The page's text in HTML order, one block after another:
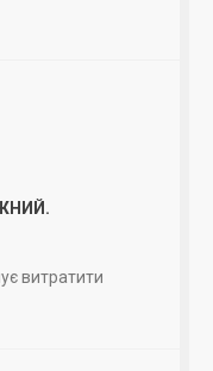
витратити